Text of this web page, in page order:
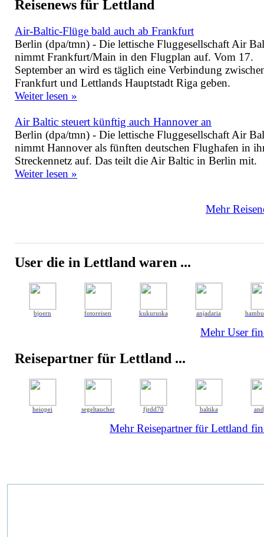
Reisenews für Lettland
Air-Baltic-Flüge bald auch ab Frankfurt
Berlin (dpa/tmn) - Die lettische Fluggesellschaft Air
nimmt Frankfurt/Main in den Flugplan auf. Vom 17.
September an wird es täglich eine Verbindung
Frankfurt und Lettlands Hauptstadt Riga geben.
Weiter lesen »
Air Baltic steuert künftig auch Hannover an
Berlin (dpa/tmn) - Die lettische Fluggesellschaft Air
nimmt Hannover als fünften deutschen Flughafen in
Streckennetz auf. Das teilt die Air Baltic in Berlin mit.
Weiter lesen »
Mehr
User die in Lettland waren ...
bjoern fotoreisen kukuruska anjadaria
Mehr User
Reisepartner für Lettland ...
heiopei segeltaucher fjrdd70 baltika
Mehr Reisepartner für Lettland